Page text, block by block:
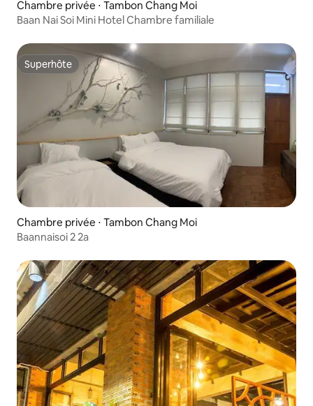
Chambre privée ⋅ Tambon Chang Moi
Baan Nai Soi Mini Hotel Chambre familiale
Superhôte
Superhôte
Chambre privée ⋅ Tambon Chang Moi
Baannaisoi 2 2a